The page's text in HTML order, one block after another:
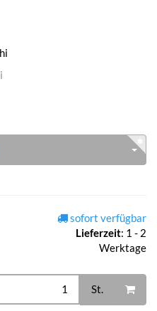
sofort verfügbar
Lieferzeit: 1 - 2
Werktage
St.